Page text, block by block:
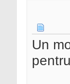
Un